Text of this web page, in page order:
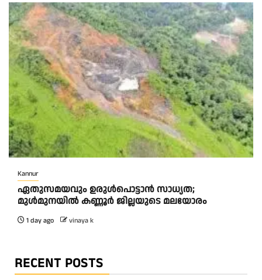
Kannur
ഏതുസമയവും ഉരുൾപൊട്ടാൻ സാധ്യത;
മുൾമുനയിൽ കണ്ണൂർ ജില്ലയുടെ മലയോരം
1 day ago vinaya k
RECENT POSTS